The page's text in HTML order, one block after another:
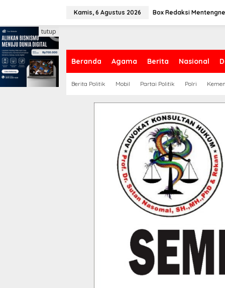
a
t
k
e
k
o
Kamis, 6 Agustus 2026 Box Redaksi
Beranda Agama Berita Nasional
Berita Politik Mobil Partai Politik Polri
tutup